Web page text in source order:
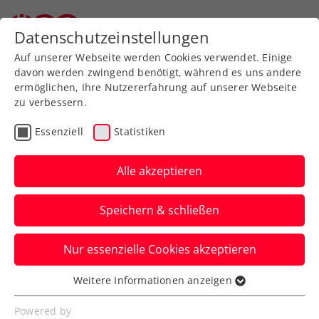
Zurück zur Newsübersicht
Turniere
UTC Weißkirchen Junior
Open mit der
Qualifikation gestartet
Seit dem 9. Juli und zumindest bis zum
15. Juli schlägt die internationale
Topjugend U18 in Oberösterreich auf.
Verfasst von: Presseaussendung / Redaktion, 10.07.2023
Datenschutzeinstellungen
Auf unserer Webseite werden Cookies verwendet. Einige
davon werden zwingend benötigt, während es uns andere
ermöglichen, Ihre Nutzererfahrung auf unserer Webseite
zu verbessern.
Essenziell Statistiken
Alle akzeptieren
Speichern & schließen
Nur essenzielle Cookies akzeptieren
Essenziell
Essenzielle Cookies werden für grundlegende
Weitere Informationen anzeigen
Powered by